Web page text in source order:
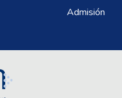
Menú Superior
Admisión